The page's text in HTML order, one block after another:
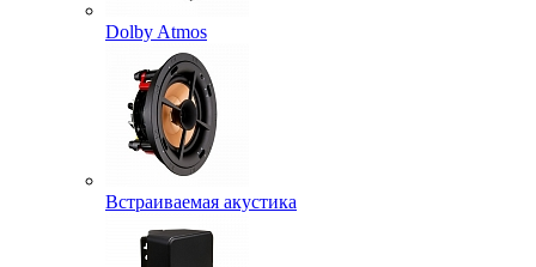
Dolby Atmos
Встраиваемая акустика